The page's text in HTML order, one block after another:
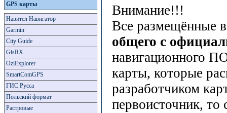
GPS карты
Навител Навигатор
Garmin
City Guide
GisRX
OziExplorer
SmartComGPS
ГИС Русса
Польский формат
Растровые
Внимание!!!
Все размещённые
общего с
навигационного
карты, которые
разработчиком
первоисточник,